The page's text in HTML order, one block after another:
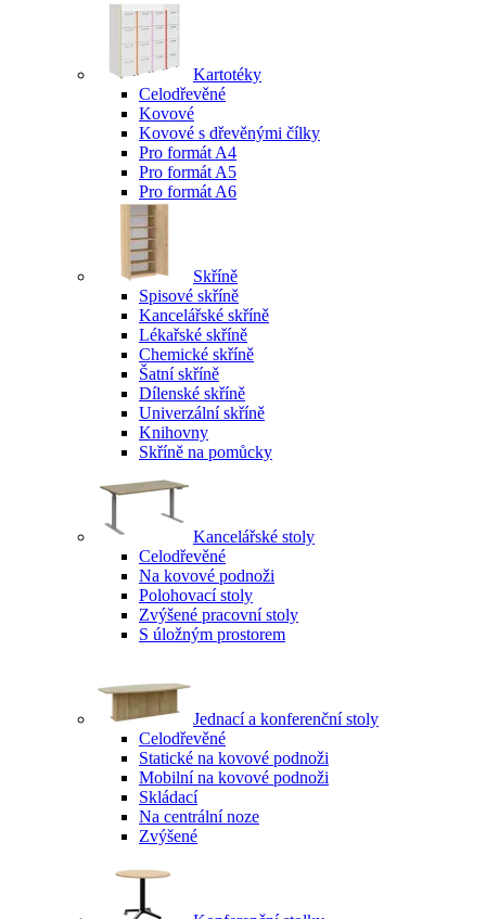
Kartotéky
Celodřevěné
Kovové
Kovové s dřevěnými čílky
Pro formát A4
Pro formát A5
Pro formát A6
Skříně
Spisové skříně
Kancelářské skříně
Lékařské skříně
Chemické skříně
Šatní skříně
Dílenské skříně
Univerzální skříně
Knihovny
Skříně na pomůcky
Kancelářské stoly
Celodřevěné
Na kovové podnoži
Polohovací stoly
Zvýšené pracovní stoly
S úložným prostorem
Jednací a konferenční stoly
Celodřevěné
Statické na kovové podnoži
Mobilní na kovové podnoži
Skládací
Na centrální noze
Zvýšené